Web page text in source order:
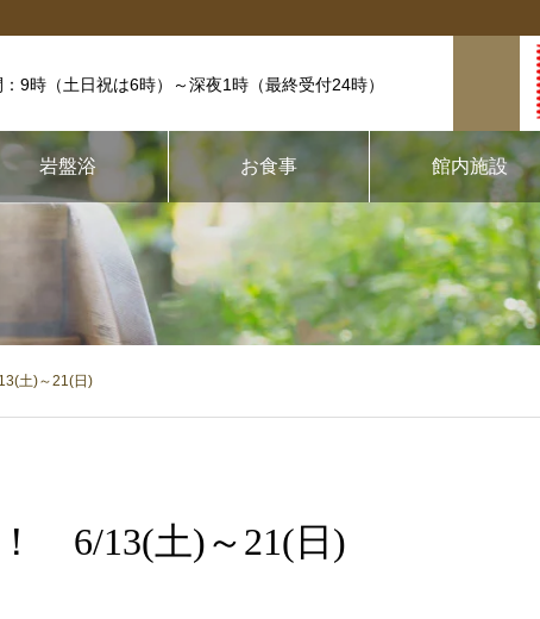
9時（土日祝は6時） ～深夜1時（最終受付24時）
岩盤浴 お食事 館内施設
土)～21(日)
6/13(土)～21(日)